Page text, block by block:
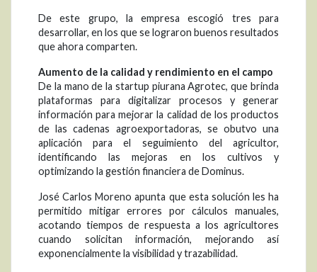
De este grupo, la empresa escogió tres para
desarrollar, en los que se lograron buenos resultados
que ahora comparten.
Aumento de la calidad y rendimiento en el campo
De la mano de la startup piurana Agrotec, que brinda
plataformas para digitalizar procesos y generar
información para mejorar la calidad de los productos
de las cadenas agroexportadoras, se obutvo una
aplicación para el seguimiento del agricultor,
identificando las mejoras en los cultivos y
optimizando la gestión financiera de Dominus.
José Carlos Moreno apunta que esta solución les ha
permitido mitigar errores por cálculos manuales,
acotando tiempos de respuesta a los agricultores
cuando solicitan información, mejorando así
exponencialmente la visibilidad y trazabilidad.